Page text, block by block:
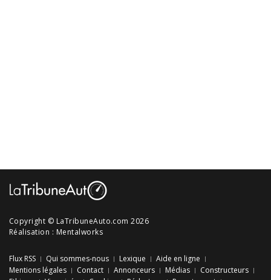
Copyright © LaTribuneAuto.com 2026
Réalisation : Mentalworks
Flux RSS Qui sommes-nous Lexique
Aide en ligne
Mentions légales
Contact Annonceurs Médias
Constructeurs